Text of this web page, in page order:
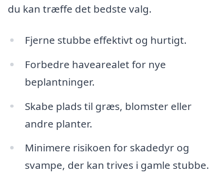
du kan træffe det bedste valg.
Fjerne stubbe effektivt og hurtigt.
Forbedre havearealet for nye
beplantninger.
Skabe plads til græs, blomster eller
andre planter.
Minimere risikoen for skadedyr og
svampe, der kan trives i gamle stubbe.